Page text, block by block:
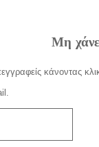
Μη
κάνοντας